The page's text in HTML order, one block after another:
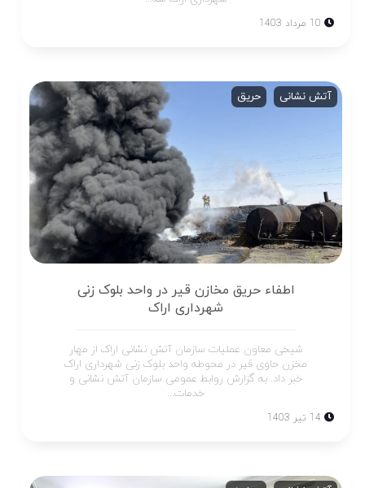
10 مرداد 1403
آتش نشانی حریق
اطفاء حریق مخازن قیر در واحد بلوک زنی
شهرداری اراک
شیخی معاون عملیات سازمان آتش نشانی اراک از مهار
مخزن حاوی قیر در محوطه واحد بلوک زنی شهرداری اراک
خبر داد. به گزارش روابط عمومی سازمان آتش نشانی و
خدمات...
14 تیر 1403